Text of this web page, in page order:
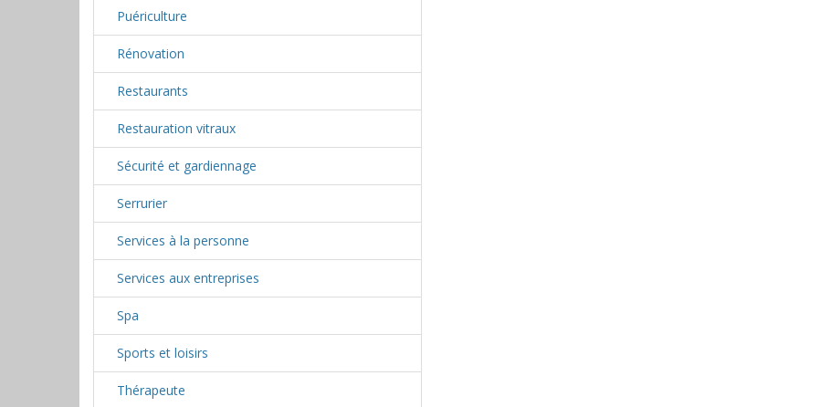
Puériculture
Rénovation
Restaurants
Restauration vitraux
Sécurité et gardiennage
Serrurier
Services à la personne
Services aux entreprises
Spa
Sports et loisirs
Thérapeute